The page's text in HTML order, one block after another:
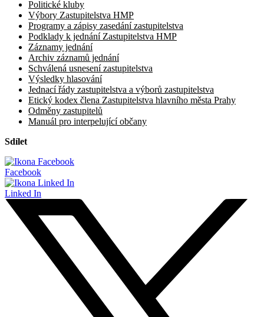
Politické kluby
Výbory Zastupitelstva HMP
Programy a zápisy zasedání zastupitelstva
Podklady k jednání Zastupitelstva HMP
Záznamy jednání
Archiv záznamů jednání
Schválená usnesení zastupitelstva
Výsledky hlasování
Jednací řády zastupitelstva a výborů zastupitelstva
Etický kodex člena Zastupitelstva hlavního města Prahy
Odměny zastupitelů
Manuál pro interpelující občany
Sdílet
Facebook
Linked In